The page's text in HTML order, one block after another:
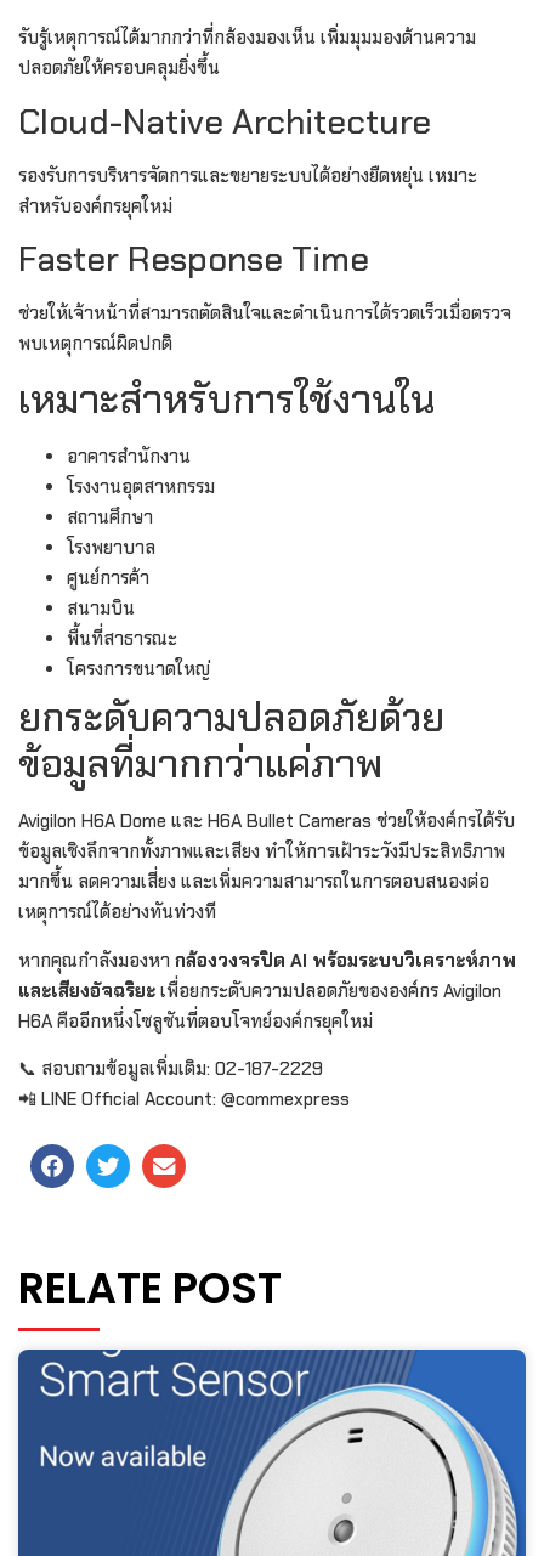
รับรู้เหตุการณ์ได้มากกว่าที่กล้องมองเห็น เพิ่มมุมมองด้านความ
ปลอดภัยให้ครอบคลุมยิ่งขึ้น
Cloud-Native Architecture
รองรับการบริหารจัดการและขยายระบบได้อย่างยืดหยุ่น เหมาะ
สำหรับองค์กรยุคใหม่
Faster Response Time
ช่วยให้เจ้าหน้าที่สามารถตัดสินใจและดำเนินการได้รวดเร็วเมื่อตรวจ
พบเหตุการณ์ผิดปกติ
เหมาะสำหรับการใช้งานใน
อาคารสำนักงาน
โรงงานอุตสาหกรรม
สถานศึกษา
โรงพยาบาล
ศูนย์การค้า
สนามบิน
พื้นที่สาธารณะ
โครงการขนาดใหญ่
ยกระดับความปลอดภัยด้วย
ข้อมูลที่มากกว่าแค่ภาพ
Avigilon H6A Dome และ H6A Bullet Cameras ช่วยให้องค์กรได้รับ
ข้อมูลเชิงลึกจากทั้งภาพและเสียง ทำให้การเฝ้าระวังมีประสิทธิภาพ
มากขึ้น ลดความเสี่ยง และเพิ่มความสามารถในการตอบสนองต่อ
เหตุการณ์ได้อย่างทันท่วงที
หากคุณกำลังมองหา กล้องวงจรปิด AI พร้อมระบบวิเคราะห์ภาพ
และเสียงอัจฉริยะ เพื่อยกระดับความปลอดภัยขององค์กร Avigilon
H6A คืออีกหนึ่งโซลูชันที่ตอบโจทย์องค์กรยุคใหม่
📞 สอบถามข้อมูลเพิ่มเติม: 02-187-2229
📲 LINE Official Account: @commexpress
RELATE POST